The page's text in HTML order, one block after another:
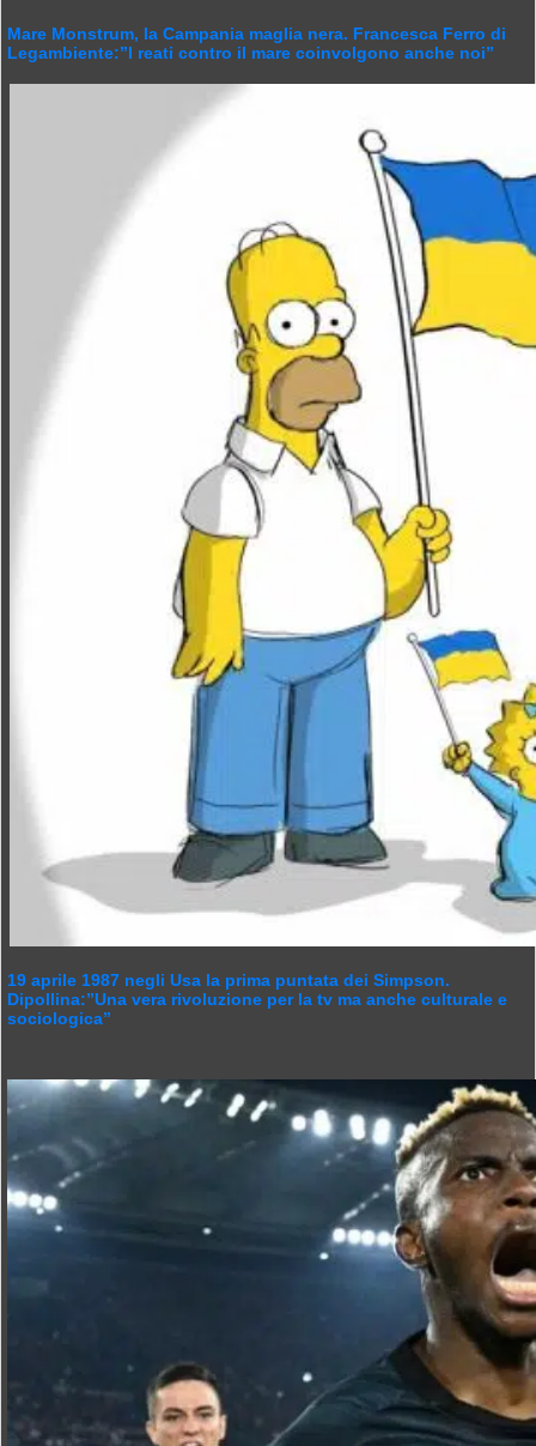
Mare Monstrum, la Campania maglia nera. Francesca Ferro di
Legambiente:”I reati contro il mare coinvolgono anche noi”
19 aprile 1987 negli Usa la prima puntata dei Simpson.
Dipollina:”Una vera rivoluzione per la tv ma anche culturale e
sociologica”